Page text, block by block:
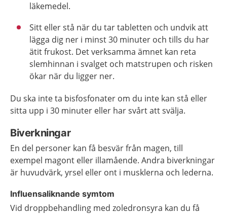
läkemedel.
Sitt eller stå när du tar tabletten och undvik att
lägga dig ner i minst 30 minuter och tills du har
ätit frukost. Det verksamma ämnet kan reta
slemhinnan i svalget och matstrupen och risken
ökar när du ligger ner.
Du ska inte ta bisfosfonater om du inte kan stå eller
sitta upp i 30 minuter eller har svårt att svälja.
Biverkningar
En del personer kan få besvär från magen, till
exempel magont eller illamående. Andra biverkningar
är huvudvärk, yrsel eller ont i musklerna och lederna.
Influensaliknande symtom
Vid droppbehandling med zoledronsyra kan du få